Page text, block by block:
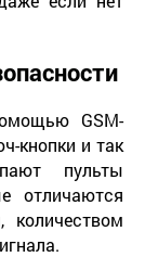
GSM-
кнопки и так
пульты
отличаются